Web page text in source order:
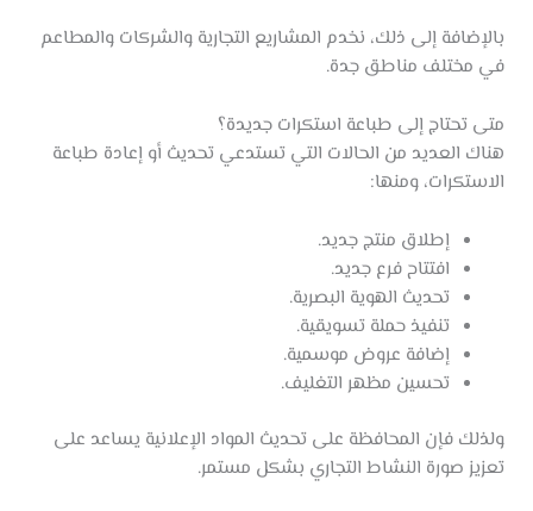
بالإضافة إلى ذلك، نخدم المشاريع التجارية والشركات والمطاعم
في مختلف مناطق جدة.
متى تحتاج إلى طباعة استكرات جديدة؟
هناك العديد من الحالات التي تستدعي تحديث أو إعادة طباعة
الاستكرات، ومنها:
إطلاق منتج جديد.
افتتاح فرع جديد.
تحديث الهوية البصرية.
تنفيذ حملة تسويقية.
إضافة عروض موسمية.
تحسين مظهر التغليف.
ولذلك فإن المحافظة على تحديث المواد الإعلانية يساعد على
تعزيز صورة النشاط التجاري بشكل مستمر.